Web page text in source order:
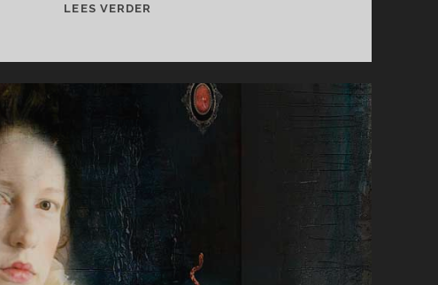
LEES VERDER
KIRCHES-
BAN.DE